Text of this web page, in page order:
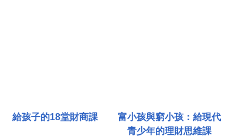
給孩子的18堂財商課
富小孩與窮小孩：給現代
青少年的理財思維課